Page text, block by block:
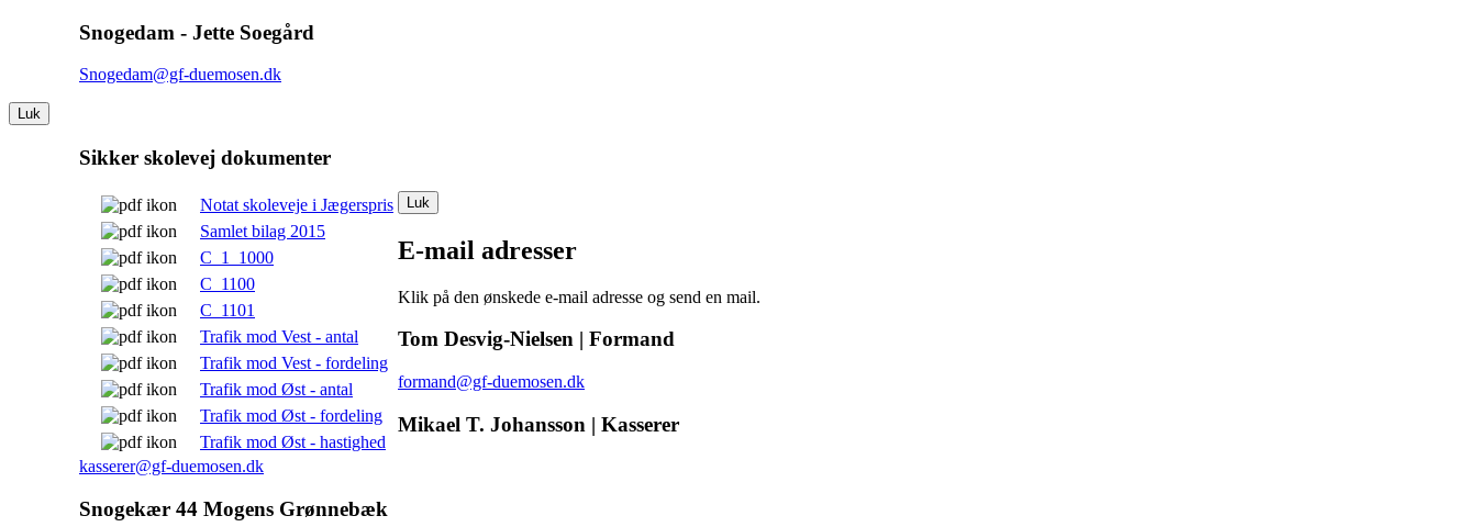
Snogedam - Jette Soegård
Snogedam@gf-duemosen.dk
Luk
Sikker skolevej dokumenter
Notat skoleveje i Jægerspris
Samlet bilag 2015
C_1_1000
C_1100
C_1101
Trafik mod Vest - antal
Trafik mod Vest - fordeling
Trafik mod Øst - antal
Trafik mod Øst - fordeling
Trafik mod Øst - hastighed
Luk
E-mail adresser
Klik på den ønskede e-mail adresse og send en mail.
Tom Desvig-Nielsen | Formand
formand@gf-duemosen.dk
Mikael T. Johansson | Kasserer
kasserer@gf-duemosen.dk
Snogekær 44 Mogens Grønnebæk